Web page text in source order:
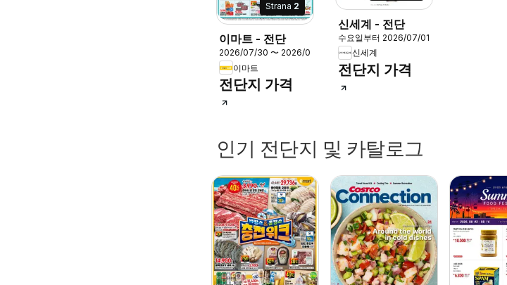
Strana 2
이마트 - 전단
2026/07/30 〜 2026/08/13
이마트
전단지 가격
신세계 - 전단
수요일부터 2026/07/01
신세계
전단지 가격
인기 전단지 및 카탈로그